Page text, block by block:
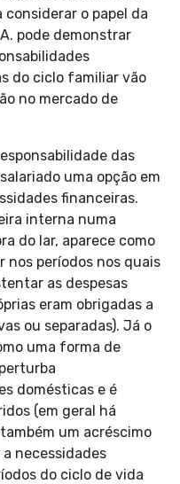
o papel da
pode demonstrar
do ciclo familiar vão
no mercado de
das
uma opção em
financeiras.
interna numa
do lar, aparece como
nos períodos nos quais
as despesas
eram obrigadas a
ou separadas). Já o
uma forma de
domésticas e é
(em geral há
um acréscimo
necessidades
do ciclo de vida